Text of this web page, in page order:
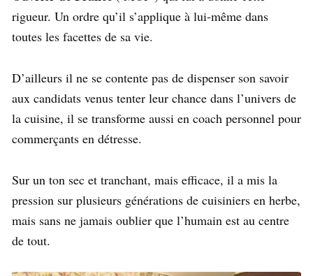
rigueur. Un ordre qu’il s’applique à lui-même dans
toutes les facettes de sa vie.
D’ailleurs il ne se contente pas de dispenser son savoir
aux candidats venus tenter leur chance dans l’univers de
la cuisine, il se transforme aussi en coach personnel pour
commerçants en détresse.
Sur un ton sec et tranchant, mais efficace, il a mis la
pression sur plusieurs générations de cuisiniers en herbe,
mais sans ne jamais oublier que l’humain est au centre
de tout.